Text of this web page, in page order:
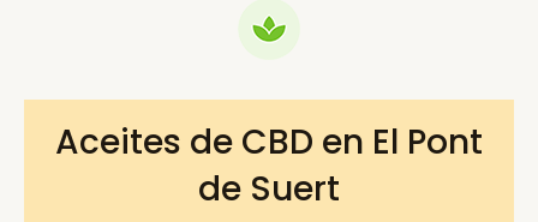
Aceites de CBD en El Pont
de Suert